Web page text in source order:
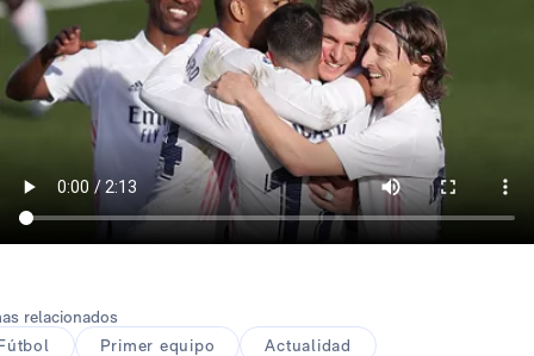
relacionados
Primer equipo Actualidad